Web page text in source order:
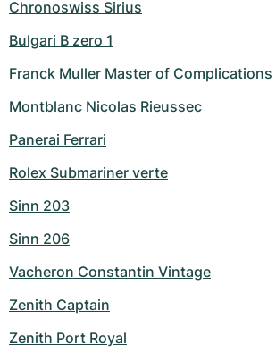
Chronoswiss Sirius
Bulgari B zero 1
Franck Muller Master of Complications
Montblanc Nicolas Rieussec
Panerai Ferrari
Rolex Submariner verte
Sinn 203
Sinn 206
Vacheron Constantin Vintage
Zenith Captain
Zenith Port Royal